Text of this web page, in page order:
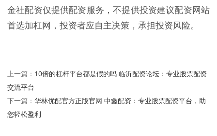
金社配资仅提供配资服务，不提供投资建议配资网站
首选加杠网，投资者应自主决策，承担投资风险。
上一篇： 10倍的杠杆平台都是假的吗 临沂配资论坛：专业股票配资
交流平台
下一篇： 华林优配官方正版官网 中鑫配资：专业股票配资平台，助
您轻松盈利